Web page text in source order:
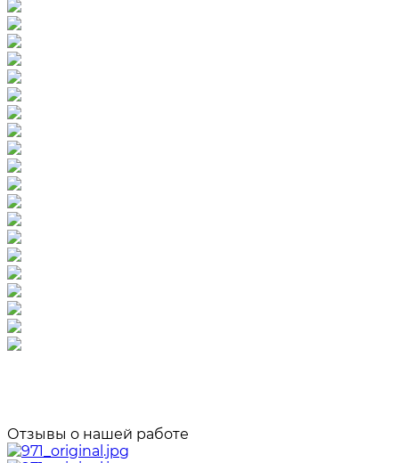
Отзывы о нашей работе